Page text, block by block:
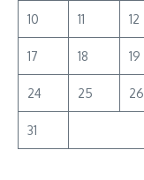
10 11 12
17 18 19
24 25 26
31